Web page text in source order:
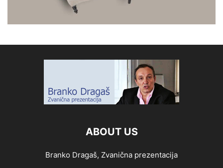
ABOUT US
Branko Dragaš, Zvanična prezentacija